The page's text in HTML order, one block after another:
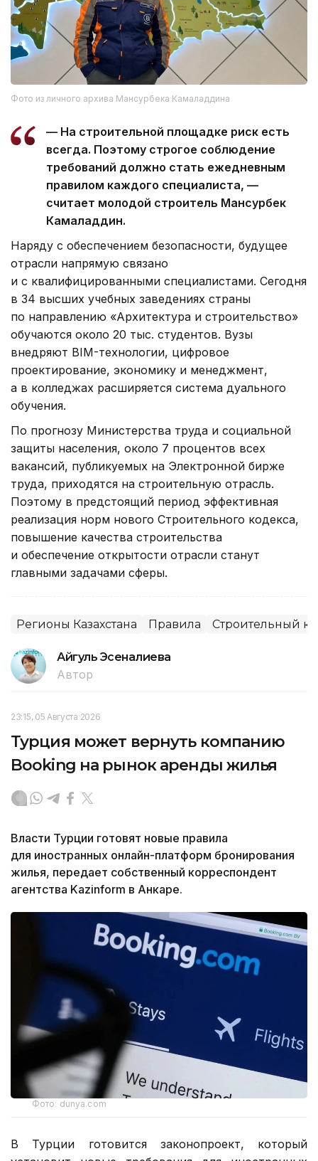
Фото из личного архива Мансурбека Камаладдина
— На строительной площадке риск есть
всегда. Поэтому строгое соблюдение
требований должно стать ежедневным
правилом каждого специалиста, —
считает молодой строитель Мансурбек
Камаладдин.
Наряду с обеспечением безопасности, будущее
отрасли напрямую связано
и с квалифицированными специалистами. Сегодня
в 34 высших учебных заведениях страны
по направлению «Архитектура и строительство»
обучаются около 20 тыс. студентов. Вузы
внедряют BIM-технологии, цифровое
проектирование, экономику и менеджмент,
а в колледжах расширяется система дуального
обучения.
По прогнозу Министерства труда и социальной
защиты населения, около 7 процентов всех
вакансий, публикуемых на Электронной бирже
труда, приходятся на строительную отрасль.
Поэтому в предстоящий период эффективная
реализация норм нового Строительного кодекса,
повышение качества строительства
и обеспечение открытости отрасли станут
главными задачами сферы.
Регионы Казахстана Правила Строительный
Айгуль Эсеналиева
Автор
23:15, 05 Августа 2026
Турция может вернуть компанию
Booking на рынок аренды жилья
Власти Турции готовят новые правила
для иностранных онлайн-платформ бронирования
жилья, передает собственный корреспондент
агентства Kazinform в Анкаре.
Фото: dunya.com
В Турции готовится законопроект, который